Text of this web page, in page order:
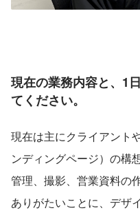
現在の業務内容と、1
てください。
現在は主にクライアント
ンディングページ）の構
管理、撮影、営業資料の
ありがたいことに、デザ